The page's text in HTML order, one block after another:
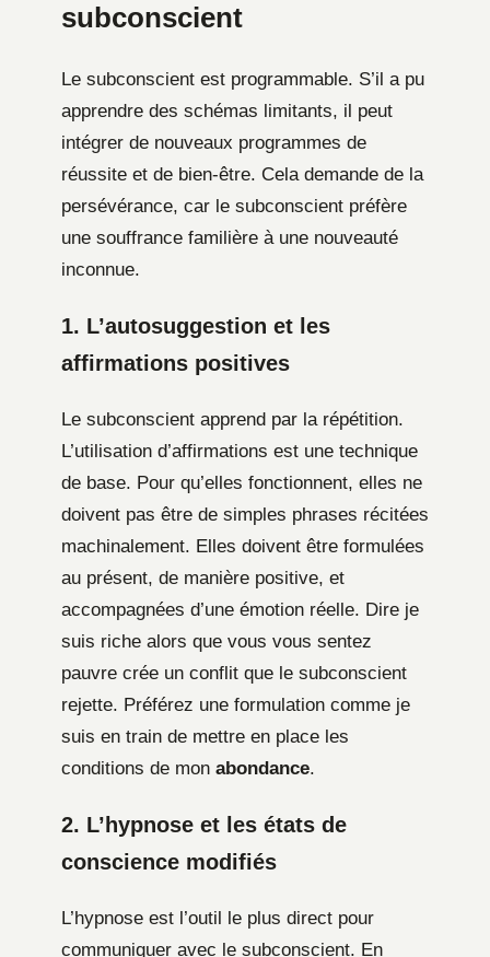
subconscient
Le subconscient est programmable. S’il a pu
apprendre des schémas limitants, il peut
intégrer de nouveaux programmes de
réussite et de bien-être. Cela demande de la
persévérance, car le subconscient préfère
une souffrance familière à une nouveauté
inconnue.
1. L’autosuggestion et les
affirmations positives
Le subconscient apprend par la répétition.
L’utilisation d’affirmations est une technique
de base. Pour qu’elles fonctionnent, elles ne
doivent pas être de simples phrases récitées
machinalement. Elles doivent être formulées
au présent, de manière positive, et
accompagnées d’une émotion réelle. Dire je
suis riche alors que vous vous sentez
pauvre crée un conflit que le subconscient
rejette. Préférez une formulation comme je
suis en train de mettre en place les
conditions de mon abondance.
2. L’hypnose et les états de
conscience modifiés
L’hypnose est l’outil le plus direct pour
communiquer avec le subconscient. En